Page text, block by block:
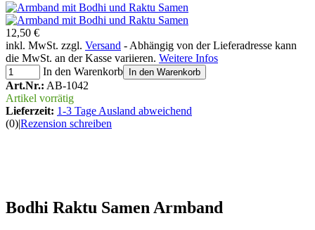
12,50 €
inkl. MwSt. zzgl. Versand - Abhängig von der Lieferadresse kann
die MwSt. an der Kasse variieren. Weitere Infos
In den Warenkorb
In den Warenkorb
Art.Nr.: AB-1042
Artikel vorrätig
Lieferzeit: 1-3 Tage Ausland abweichend
(0)|Rezension schreiben
Bodhi Raktu Samen Armband